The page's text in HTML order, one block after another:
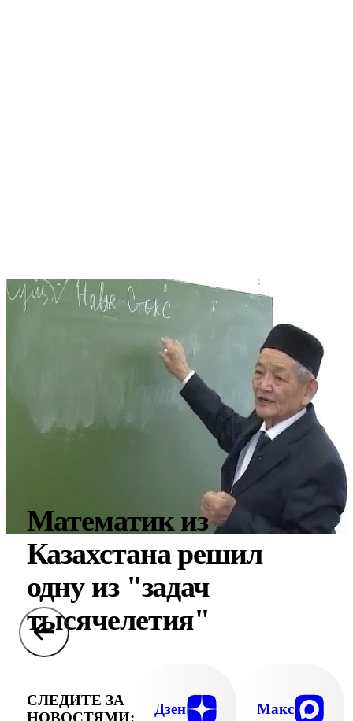
Математик из
Казахстана решил
одну из "задач
тысячелетия"
СЛЕДИТЕ ЗА
НОВОСТЯМИ:
Дзен Макс